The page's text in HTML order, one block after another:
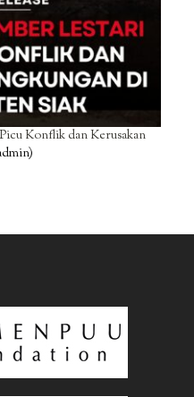
Konflik dan Kerusakan